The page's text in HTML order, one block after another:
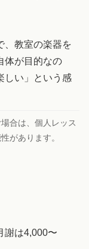
、教室の楽器を
体が目的なの
しい」という感
合は、個人レッス
があります。
謝は4,000〜